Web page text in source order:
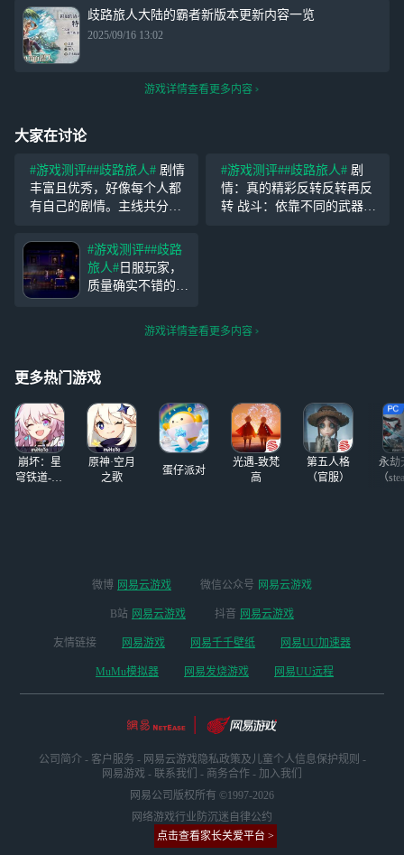
歧路旅人大陆的霸者新版本更新内容一览
2025/09/16 13:02
游戏详情查看更多内容
大家在讨论
#游戏测评##歧路旅人# 剧情
丰富且优秀，好像每个人都
有自己的剧情。主线共分三
是主线剧情以及一些剧情是
无法跳过的。除主线外，还
有支线任务，还有有类似家
园的玩法，还有去打地图上
#游戏测评##歧路旅人#
情：真的精彩反转反转再反
转 战斗：依靠不同的武器和
#游戏测评##歧路
旅人# 日服玩家，
质量确实不错的，
强，抽卡体感还行
吧，白嫖也能玩得
是塞拉斯，早期还
特，后面各种霸者
和追忆这些限定基
本都强，抽就完
了，老角
游戏详情查看更多内容
更多热门游戏
崩坏：星
穹铁道-4.4
原神·空月
之歌
蛋仔派对
光遇-致梵
高
第五人格
（官服）
永劫
（
微博 网易云游戏 微信公众号 网易云游戏
B站 网易云游戏 抖音 网易云游戏
友情链接 网易游戏 网易千千壁纸 网易UU加速器
MuMu模拟器 网易发烧游戏 网易UU远程
公司简介 - 客户服务 - 网易云游戏隐私政策及儿童个人信息保护规则 -
网易游戏 - 联系我们 - 商务合作 - 加入我们
网易公司版权所有 ©1997-2026
网络游戏行业防沉迷自律公约
点击查看家长关爱平台 >